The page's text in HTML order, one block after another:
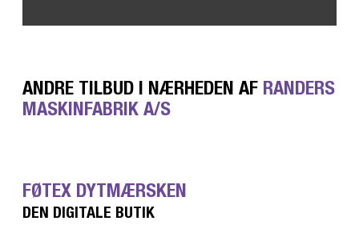
ANDRE TILBUD I NÆRHEDEN AF RANDERS
MASKINFABRIK A/S
FØTEX DYTMÆRSKEN
DEN DIGITALE BUTIK